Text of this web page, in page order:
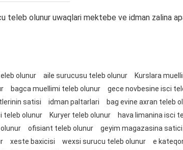
teleb olunur uwaqlari mektebe ve idman zalina
olunur aile surucusu teleb olunur Kurslara
bagca muellimi teleb olunur gece novbesine isci
satisi
idman paltarlari bag evine axran teleb
teleb olunur
Kuryer teleb olunur hava limanina isci
ofisiant teleb olunur geyim magazasina
xeste baxicisi wexsi surucu teleb olunur
e